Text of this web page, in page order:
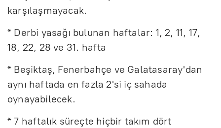
karşılaşmayacak.
* Derbi yasağı bulunan haftalar: 1, 2, 11, 17,
18, 22, 28 ve 31. hafta
* Beşiktaş, Fenerbahçe ve Galatasaray'dan
aynı haftada en fazla 2'si iç sahada
oynayabilecek.
* 7 haftalık süreçte hiçbir takım dört